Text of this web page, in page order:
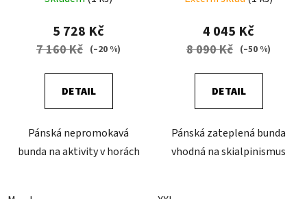
5 728 Kč
7 160 Kč (–20 %)
DETAIL
Pánská nepromokavá
bunda na aktivity v horách
4 045 Kč
8 090 Kč (–50 %)
DETAIL
Pánská zateplená bunda
vhodná na skialpinismus